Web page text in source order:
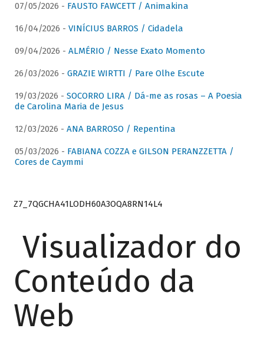
07/05/2026 - FAUSTO FAWCETT / Animakina
16/04/2026 - VINÍCIUS BARROS / Cidadela
09/04/2026 - ALMÉRIO / Nesse Exato Momento
26/03/2026 - GRAZIE WIRTTI / Pare Olhe Escute
19/03/2026 - SOCORRO LIRA / Dá-me as rosas – A Poesia
de Carolina Maria de Jesus
12/03/2026 - ANA BARROSO / Repentina
05/03/2026 - FABIANA COZZA e GILSON PERANZZETTA /
Cores de Caymmi
Z7_7QGCHA41LODH60A3OQA8RN14L4
Visualizador do
Conteúdo da
Web